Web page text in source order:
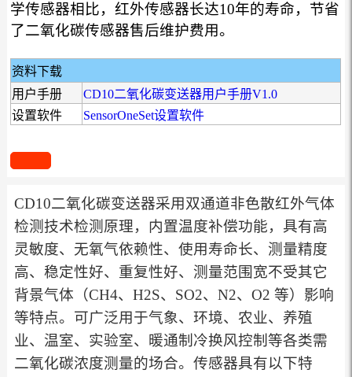
学传感器相比，红外传感器长达10年的寿命，节省
了二氧化碳传感器售后维护费用。
资料下载
用户手册
CD10二氧化碳变送器用户手册V1.0
设置软件
SensorOneSet设置软件
CD10二氧化碳变送器采用双通道非色散红外气体
检测技术检测原理，内置温度补偿功能，具有高
灵敏度、无氧气依赖性、使用寿命长、测量精度
高、稳定性好、重复性好、测量范围宽不受其它
背景气体（CH4、H2S、SO2、N2、O2 等）影响
等特点。可广泛用于气象、环境、农业、养殖
业、温室、实验室、暖通制冷换风控制等各类需
二氧化碳浓度测量的场合。传感器具有以下特